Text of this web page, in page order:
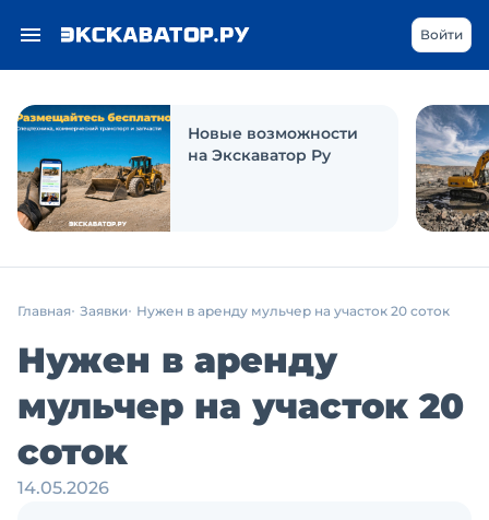
Войти
Новые возможности
на Экскаватор Ру
Главная Заявки Нужен в аренду мульчер на участок 20 соток
Нужен в аренду
мульчер на участок 20
соток
14.05.2026